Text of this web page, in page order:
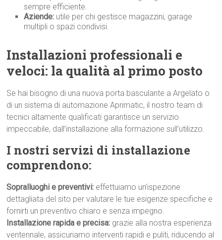
sempre efficiente.
Aziende: utile per chi gestisce magazzini, garage
multipli o spazi condivisi.
Installazioni professionali e
veloci: la qualità al primo posto
Se hai bisogno di una nuova porta basculante a Argelato o
di un sistema di automazione Aprimatic, il nostro team di
tecnici altamente qualificati garantisce un servizio
impeccabile, dall’installazione alla formazione sull’utilizzo.
I nostri servizi di installazione
comprendono:
Sopralluoghi e preventivi: effettuiamo un’ispezione
dettagliata del sito per valutare le tue esigenze specifiche e
fornirti un preventivo chiaro e senza impegno.
Installazione rapida e precisa: grazie alla nostra esperienza
ventennale, assicuriamo interventi rapidi e puliti, riducendo al